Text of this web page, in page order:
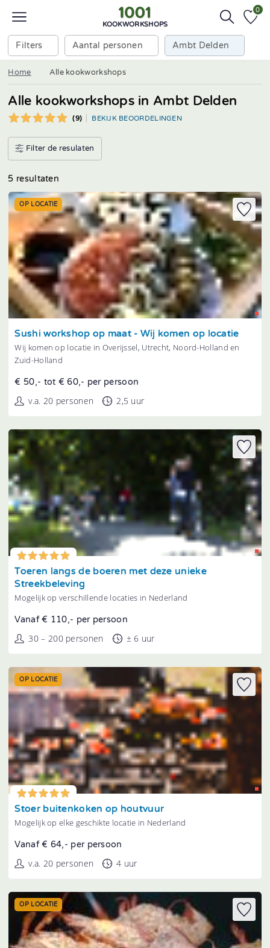
KOOKWORKSHOPS
Filters Aantal personen Ambt Delden
0
Home Alle kookworkshops
Alle kookworkshops in Ambt Delden
(9) BEKIJK BEOORDELINGEN
Filter de resulaten
5 resultaten
Tonen
OP LOCATIE
Sushi workshop op maat - Wij komen op locatie
Wij komen op locatie in Overijssel, Utrecht, Noord-Holland en
Zuid-Holland
€ 50,- tot € 60,- per persoon
v.a. 20 personen 2,5 uur
Tonen
Toeren langs de boeren met deze unieke
Streekbeleving
Mogelijk op verschillende locaties in Nederland
Vanaf € 110,- per persoon
30 – 200 personen ± 6 uur
Tonen
OP LOCATIE
Stoer buitenkoken op houtvuur
Mogelijk op elke geschikte locatie in Nederland
Vanaf € 64,- per persoon
v.a. 20 personen 4 uur
OP LOCATIE